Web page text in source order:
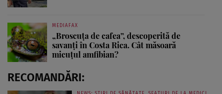
MEDIAFAX
„Broscuța de cafea”, descoperită de
savanți în Costa Rica. Cât măsoară
micuțul amfibian?
RECOMANDĂRI: